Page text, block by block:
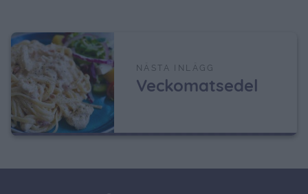
NÄSTA INLÄGG
Veckomatsedel